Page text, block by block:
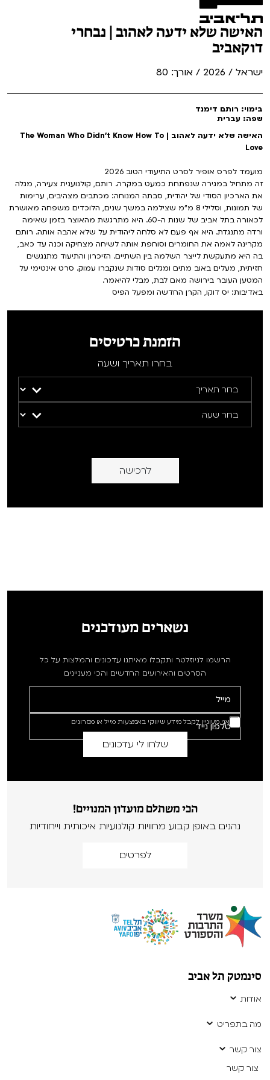
האישה שלא ידעה לאהוב | נבחרי
דוקאביב
ישראל / 2026 / אורך: 80
בימוי: רותם דימנד
שפה: עברית
האישה שלא ידעה לאהוב | The Woman Who Didn't Know How To
Love
מועמד לפרס אופיר לסרט התיעודי הטוב 2026
זה מתחיל במגירה שנפתחת כמעט במקרה. רותם, קולנוענית צעירה, מגלה
את הארכיון הסודי של יהודית, סבתה המנוחה: מכתבים מצהיבים, ערימות
של תמונות, וסלילי 8 מ"מ שצילמה במשך שנים, הלוכדים משפחה מאושרת
לכאורה בתל אביב של שנות ה-60. היא מתרגשת מהאוצר בזמן שאימה
ורדה מתנגדת. היא אף פעם לא סלחה ליהודית על שלא אהבה אותה. רותם
מקרינה לאמה את החומרים וסוחפת אותה לשיחה מצחיקה וכנה עד כאב,
בה היא מתעקשת לייצר השלמה בין השתיים. הזיכרון והתיעוד מתנגשים
חזיתית, מעלים באוב מתים ומגלים סודות שנקברו עמוק. סרט אינטימי על
המטען העובר בירושה מאם לבת, מבלי להיאמר.
באדיבות: יס דוקו, הקרן החדשה ומפעל הפיס
הזמנת כרטיסים
בחרו תאריך ושעה
לרכישה
נשארים מעודכנים
הרשמו לניוזלטר ותקבלו מאיתנו עדכונים והמלצות על כל
הסרטים והאירועים החדשים והכי מעניינים
אני מעוניין לקבל מידע שיווקי באמצעות מייל או מסרונים
הכי משתלם מועדון המנויים!
נהנים באופן קבוע מחוויות קולנועיות איכותית וייחודיות
לפרטים
סינמטק תל אביב
אודות
מה בתפריט
צור קשר
צור קשר